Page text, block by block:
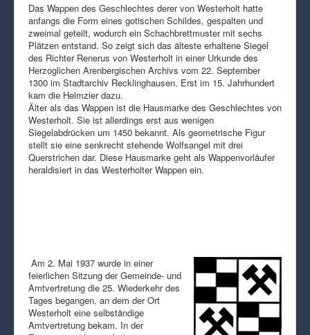
Das Wappen des Geschlechtes derer von Westerholt hatte
anfangs die Form eines gotischen Schildes, gespalten und
zweimal geteilt, wodurch ein Schachbrettmuster mit sechs
Plätzen entstand. So zeigt sich das älteste erhaltene Siegel
des Richter Renerus von Westerholt in einer Urkunde des
Herzoglichen Arenbergischen Archivs vom 22. September
1300 im Stadtarchiv Recklinghausen. Erst im 15. Jahrhundert
kam die Helmzier dazu.
Älter als das Wappen ist die Hausmarke des Geschlechtes von
Westerholt. Sie ist allerdings erst aus wenigen
Siegelabdrücken um 1450 bekannt. Als geometrische Figur
stellt sie eine senkrecht stehende Wolfsangel mit drei
Querstrichen dar. Diese Hausmarke geht als Wappenvorläufer
heraldisiert in das Westerholter Wappen ein.
Am 2. Mai 1937 wurde in einer
feierlichen Sitzung der Gemeinde- und
Amtvertretung die 25. Wiederkehr des
Tages begangen, an dem der Ort
Westerholt eine selbständige
Amtvertretung bekam. In der